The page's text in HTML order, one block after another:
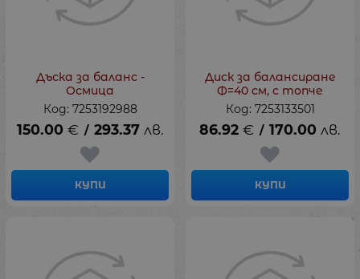
Дъска за баланс -
Осмица
Код: 7253192988
150.00 € / 293.37 лв.
КУПИ
Диск за балансиране
Ф=40 см, с топче
Код: 7253133501
86.92 € / 170.00 лв.
КУПИ